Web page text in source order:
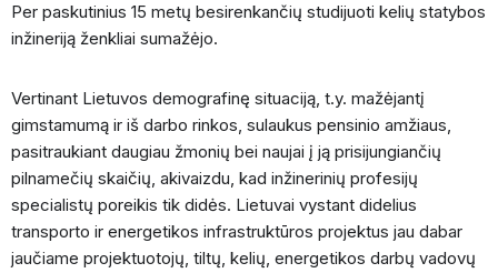
Per paskutinius 15 metų besirenkančių studijuoti kelių statybos
inžineriją ženkliai sumažėjo.
Vertinant Lietuvos demografinę situaciją, t.y. mažėjantį
gimstamumą ir iš darbo rinkos, sulaukus pensinio amžiaus,
pasitraukiant daugiau žmonių bei naujai į ją prisijungiančių
pilnamečių skaičių, akivaizdu, kad inžinerinių profesijų
specialistų poreikis tik didės. Lietuvai vystant didelius
transporto ir energetikos infrastruktūros projektus jau dabar
jaučiame projektuotojų, tiltų, kelių, energetikos darbų vadovų